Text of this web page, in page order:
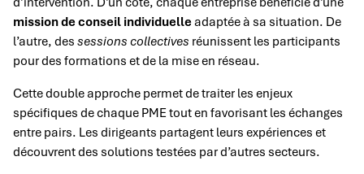
mission de conseil individuelleadaptée à sa situation. De
l’autre, des sessions collectives réunissent les participants
pour des formations et de la mise en réseau.
Cette double approche permet de traiter les enjeux
spécifiques de chaque PME tout en favorisant les échanges
entre pairs. Les dirigeants partagent leurs expériences et
découvrent des solutions testées par d’autres secteurs.